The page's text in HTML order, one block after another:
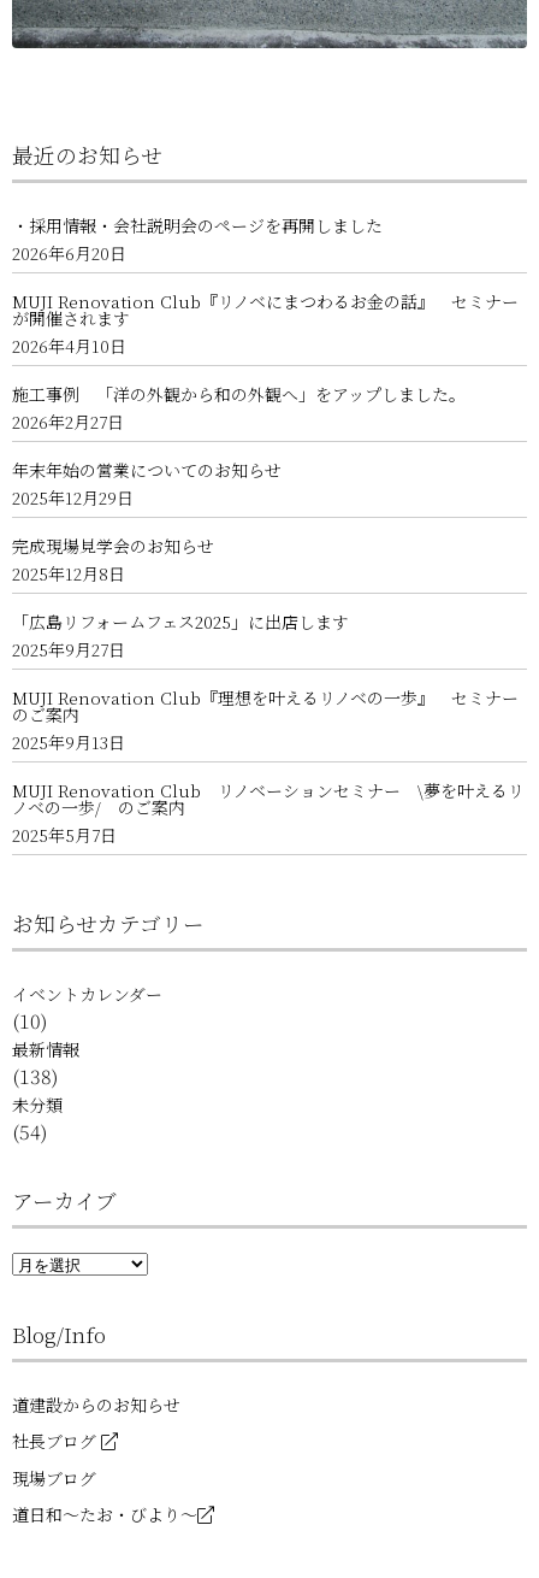
最近のお知らせ
・採用情報・会社説明会のページを再開しました
2026年6月20日
MUJI Renovation Club『リノベにまつわるお金の話』 セミナー
が開催されます
2026年4月10日
施工事例 「洋の外観から和の外観へ」をアップしました。
2026年2月27日
年末年始の営業についてのお知らせ
2025年12月29日
完成現場見学会のお知らせ
2025年12月8日
「広島リフォームフェス2025」に出店します
2025年9月27日
MUJI Renovation Club『理想を叶えるリノベの一歩』 セミナー
のご案内
2025年9月13日
MUJI Renovation Club リノベーションセミナー \夢を叶えるリ
ノベの一歩/ のご案内
2025年5月7日
お知らせカテゴリー
イベントカレンダー
(10)
最新情報
(138)
未分類
(54)
アーカイブ
ア
ー
ブ
Blog/Info
道建設からのお知らせ
社長ブログ
現場ブログ
道日和～たお・びより～